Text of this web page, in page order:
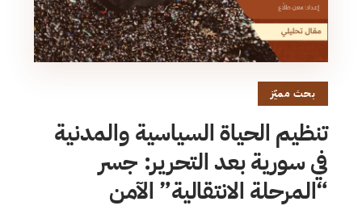
بحث مميّز
تنظيم الحياة السياسية والمدنية
في سورية بعد التحرير: جسر
“المرحلة الانتقالية” الآمن